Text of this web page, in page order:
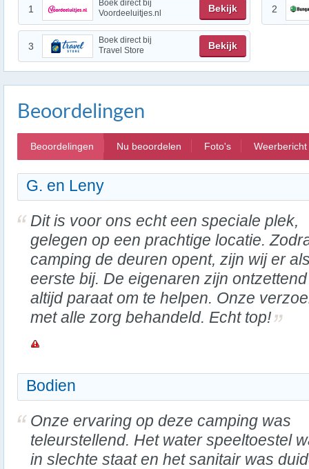
1
Boek direct bij
Voordeeluitjes.nl
Bekijk 2
3
Boek direct bij
Travel Store
Bekijk
Beoordelingen
Beoordelingen Nu beoordelen Foto's Weerbericht
G. en Leny
Dit is voor ons echt een speciale plek,
gelegen op een prachtige locatie.
camping de deuren opent, zijn wij er
eerste bij. De eigenaren zijn
altijd paraat om te helpen. Onze
met alle zorg behandeld. Echt top!
Bodien
Onze ervaring op deze camping was
teleurstellend. Het water speeltoestel
in slechte staat en het sanitair was